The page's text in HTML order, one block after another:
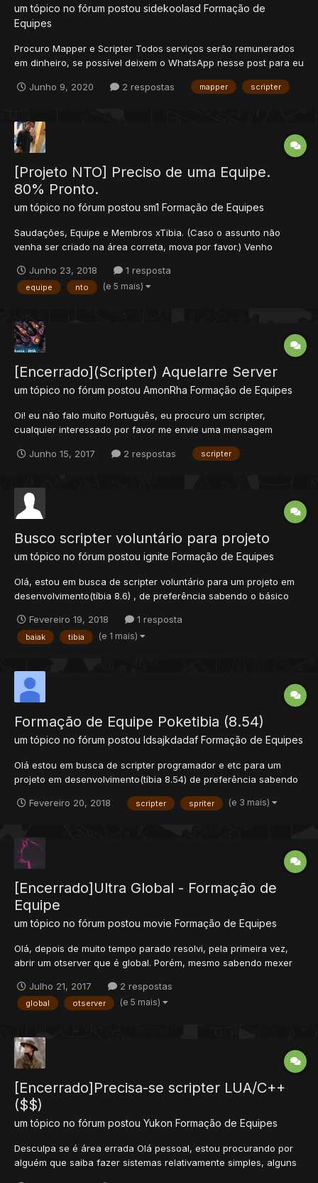
um tópico no fórum postou sidekoolasd Formação de
Equipes
Procuro Mapper e Scripter Todos serviços serão remunerados
em dinheiro, se possível deixem o WhatsApp nesse post para eu
Junho 9, 2020
2 respostas mapper scripter
[Projeto NTO] Preciso de uma Equipe.
80% Pronto.
um tópico no fórum postou sm1 Formação de Equipes
Saudações, Equipe e Membros xTibia. (Caso o assunto não
venha ser criado na área correta, mova por favor.) Venho
Narutibia, já está quase pronto, porém preciso de uma pequena
equipe, não mais que 3 pessoas, para finalizar-mos jun...
Junho 23, 2018 1 resposta
equipe nto (e 5 mais)
[Encerrado](Scripter) Aquelarre Server
um tópico no fórum postou AmonRha Formação de Equipes
Oi! eu não falo muito Português, eu procuro um scripter,
cualquier interessado por favor me envie uma mensagem
facebook: https://www.facebook.com/Aquelarre-
Junho 15, 2017 2 respostas scripter
Busco scripter voluntário para projeto
um tópico no fórum postou ignite Formação de Equipes
Olá, estou em busca de scripter voluntário para um projeto em
desenvolvimento(tíbia 8.6) , de preferência sabendo o básico
vontade de ajudar e tempo, é o que importa!
Fevereiro 19, 2018 1 resposta
baiak tibia (e 1 mais)
Formação de Equipe Poketibia (8.54)
um tópico no fórum postou ldsajkdadaf Formação de Equipes
Olá estou em busca de scripter programador e etc para um
projeto em desenvolvimento(tíbia 8.54) de preferência sabendo
tendo vontade de ajudar e tempo é o que importa!
Fevereiro 20, 2018 scripter spriter (e 3 mais)
[Encerrado]Ultra Global - Formação de
Equipe
um tópico no fórum postou movie Formação de Equipes
Olá, depois de muito tempo parado resolvi, pela primeira vez,
abrir um otserver que é global. Porém, mesmo sabendo mexer
equipe. No mínimo um mapper e um scripter para me darem
suporte durante o j...
Julho 21, 2017 2 respostas
global otserver (e 5 mais)
[Encerrado]Precisa-se scripter LUA/C++
($$)
um tópico no fórum postou Yukon Formação de Equipes
Desculpa se é área errada Olá pessoal, estou procurando por
alguém que saiba fazer sistemas relativamente simples, alguns